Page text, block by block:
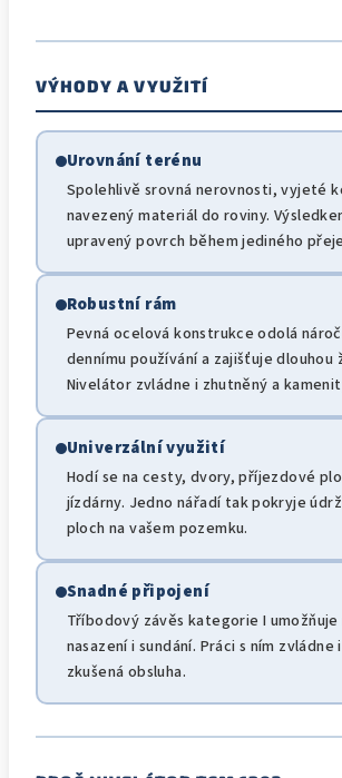
VÝHODY A VYUŽITÍ
Urovnání terénu
Spolehlivě srovná nerovnosti, vyjeté
navezený materiál do roviny.
upravený povrch během jediného
Robustní rám
Pevná ocelová konstrukce odolá
dennímu používání a zajišťuje dlouhou
Nivelátor zvládne i zhutněný a
Univerzální využití
Hodí se na cesty, dvory, příjezdové
jízdárny. Jedno nářadí tak pokryje
ploch na vašem pozemku.
Snadné připojení
Tříbodový závěs kategorie I umožňuje
nasazení i sundání. Práci s ním zvládne
zkušená obsluha.